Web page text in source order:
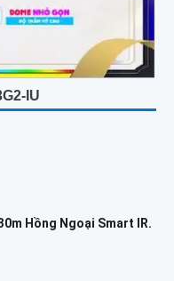
IU
Hồng Ngoại Smart IR.